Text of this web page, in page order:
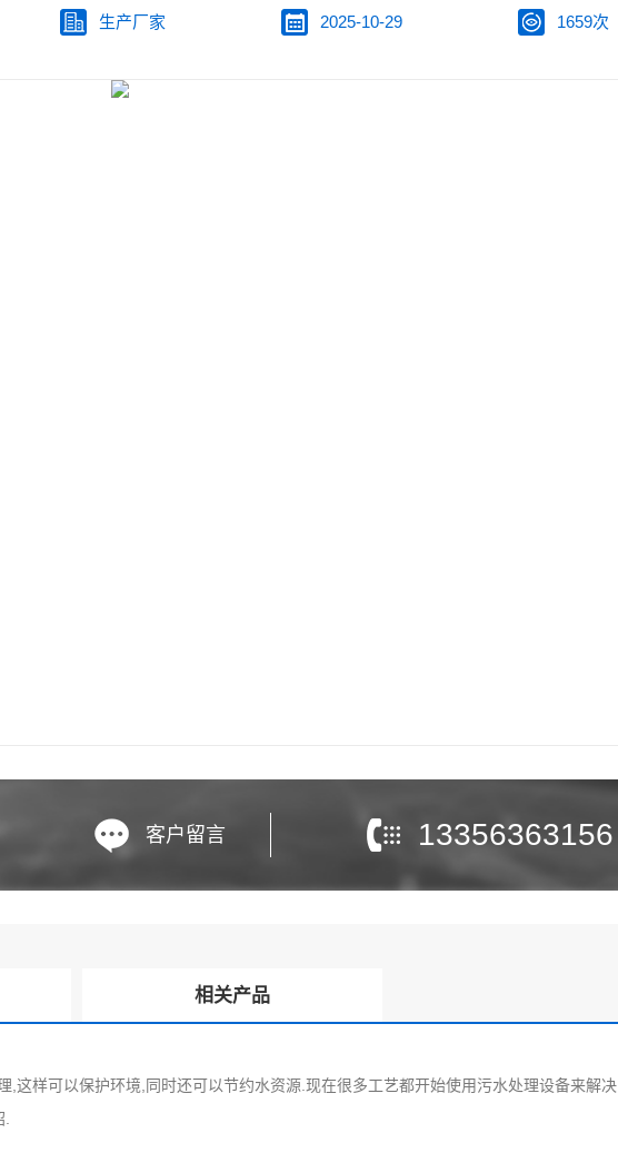
生产厂家 2025-10-29 1659次
客户留言 13356363156
相关产品
,这样可以保护环境,同时还可以节约水资源.现在很多工艺都开始使用污水处理设备来解决